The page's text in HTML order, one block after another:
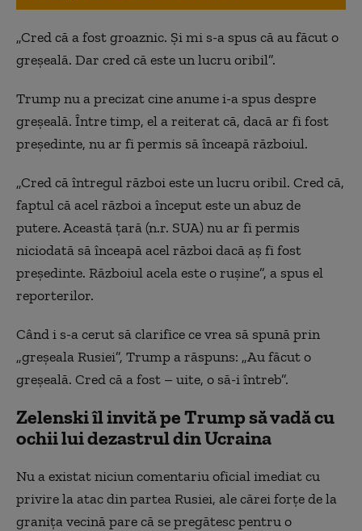
„Cred că a fost groaznic. Și mi s-a spus că au făcut o
greșeală. Dar cred că este un lucru oribil”.
Trump nu a precizat cine anume i-a spus despre
greșeală. Între timp, el a reiterat că, dacă ar fi fost
președinte, nu ar fi permis să înceapă războiul.
„Cred că întregul război este un lucru oribil. Cred că,
faptulcă acelrăzboiaînceput este un abuz de
putere. Această țară(n.r. SUA) nu ar fi permis
niciodată să înceapă acel război dacă aș fi fost
președinte. Războiul acela este o rușine”, a spus el
reporterilor.
Când i s-a cerut să clarifice ce vrea să spună prin
„greșeala Rusiei”, Trump a răspuns: „Au făcut o
greșeală. Cred că a fost – uite, o să-i întreb”.
Zelenski îl invită pe Trump să vadă cu
ochii lui dezastrul din Ucraina
Nu a existat niciun comentariu oficial imediat cu
privire la atac din partea Rusiei, ale cărei forțe de la
granița vecină pare că se pregătesc pentru o